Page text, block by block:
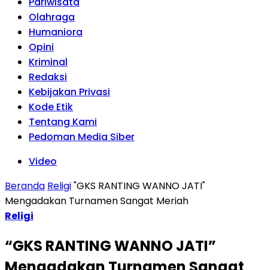
Olahraga
Humaniora
Opini
Kriminal
Redaksi
Kebijakan Privasi
Kode Etik
Tentang Kami
Pedoman Media Siber
Video
Beranda Religi"GKS RANTING WANNO JATI"
Mengadakan Turnamen Sangat Meriah
Religi
“GKS RANTING WANNO JATI”